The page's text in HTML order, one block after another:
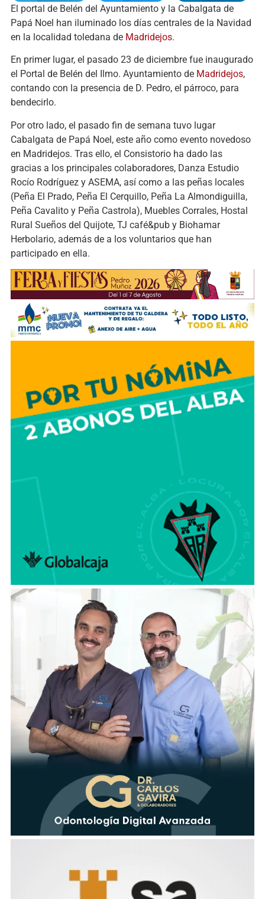
El portal de Belén del Ayuntamiento y la Cabalgata de
Papá Noel han iluminado los días centrales de la Navidad
en la localidad toledana de Madridejos.
En primer lugar, el pasado 23 de diciembre fue inaugurado
el Portal de Belén del Ilmo. Ayuntamiento de Madridejos,
contando con la presencia de D. Pedro, el párroco, para
bendecirlo.
Por otro lado, el pasado fin de semana tuvo lugar
Cabalgata de Papá Noel, este año como evento novedoso
en Madridejos. Tras ello, el Consistorio ha dado las
gracias a los principales colaboradores, Danza Estudio
Rocío Rodríguez y ASEMA, así como a las peñas locales
(Peña El Prado, Peña El Cerquillo, Peña La Almondiguilla,
Peña Cavalito y Peña Castrola), Muebles Corrales, Hostal
Rural Sueños del Quijote, TJ café&pub y Biohamar
Herbolario, además de a los voluntarios que han
participado en ella.